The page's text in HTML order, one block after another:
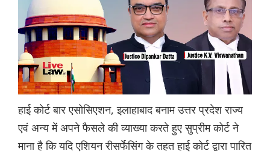
हाई कोर्ट बार एसोसिएशन, इलाहाबाद बनाम उत्तर प्रदेश राज्य
एवं अन्य में अपने फैसले की व्याख्या करते हुए सुप्रीम कोर्ट ने
माना है कि यदि एशियन रीसर्फेसिंग के तहत हाई कोर्ट द्वारा पारित